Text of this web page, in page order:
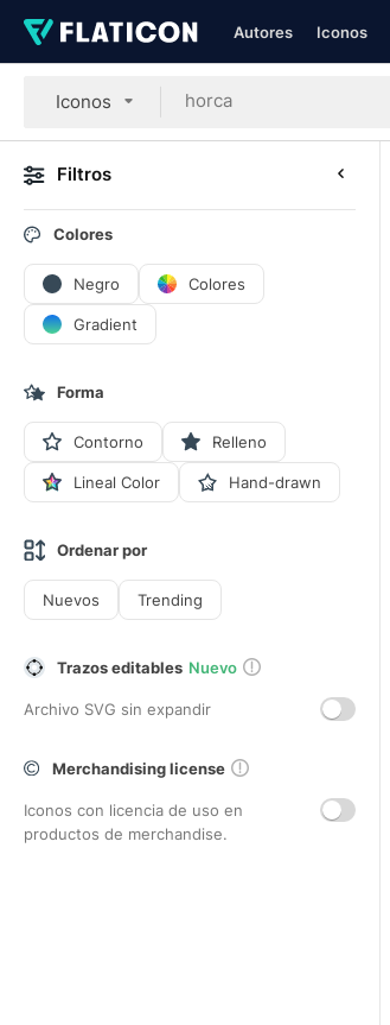
Autores Iconos
Iconos
Filtros
Colores
Negro Colores
Gradient
Forma
Contorno Relleno
Lineal Color Hand-drawn
Ordenar por
Nuevos Trending
Trazos editables Nuevo
Archivo SVG sin expandir
Merchandising license
Iconos con licencia de uso en
productos de merchandise.